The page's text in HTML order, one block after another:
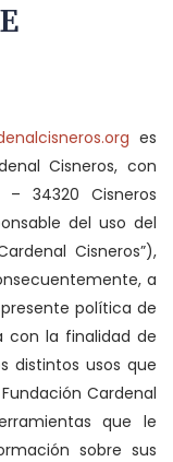
es
Cisneros, con
34320 Cisneros
del uso del
Cisneros”),
a
política de
con la finalidad de
distintos usos que
Cardenal
que le
sobre sus